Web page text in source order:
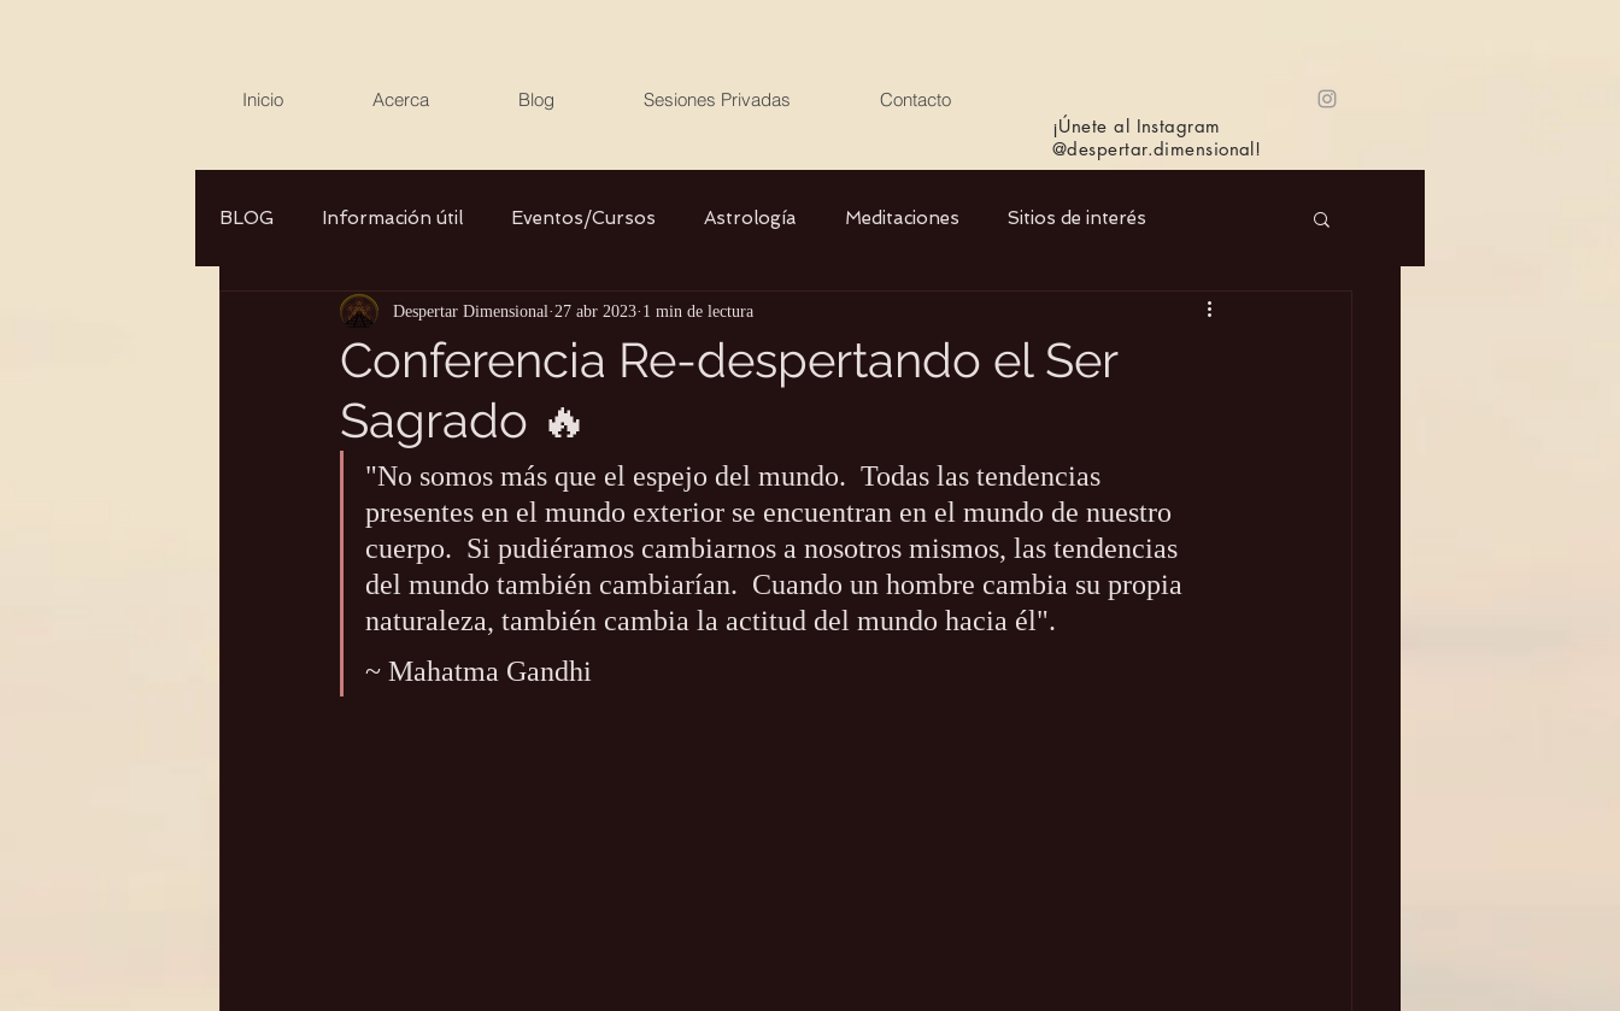
Inicio Acerca Blog Sesiones Privadas
Contacto
¡Únete al Instagram
@despertar.dimensional!
BLOG Información útil Eventos/Cursos Astrología Meditaciones Sitios de interés
Canalizaciones/Entrevistas Libros Cristales Música
Aromaterapia/Herbolaria Agua
Autocuidado Consciencia
Conferencia Re-despertando el Ser
Sagrado 🔥
Despertar Dimensional 27 abr 2023 1 min de lectura
"No somos más que el espejo del mundo.  Todas las tendencias
presentes en el mundo exterior se encuentran en el mundo de nuestro
cuerpo.  Si pudiéramos cambiarnos a nosotros mismos, las tendencias
del mundo también cambiarían.  Cuando un hombre cambia su propia
naturaleza, también cambia la actitud del mundo hacia él".
~ Mahatma Gandhi